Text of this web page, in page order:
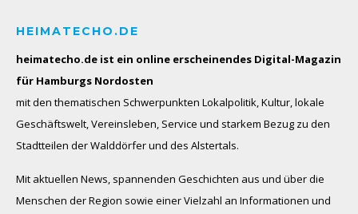
HEIMATECHO.DE
heimatecho.de ist ein online erscheinendes Digital-Magazin
für Hamburgs Nordosten
mit den thematischen Schwerpunkten Lokalpolitik, Kultur, lokale
Geschäftswelt, Vereinsleben, Service und starkem Bezug zu den
Stadtteilen der Walddörfer und des Alstertals.
Mit aktuellen News, spannenden Geschichten aus und über die
Menschen der Region sowie einer Vielzahl an Informationen und